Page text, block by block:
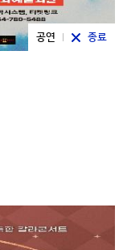
공연 종료